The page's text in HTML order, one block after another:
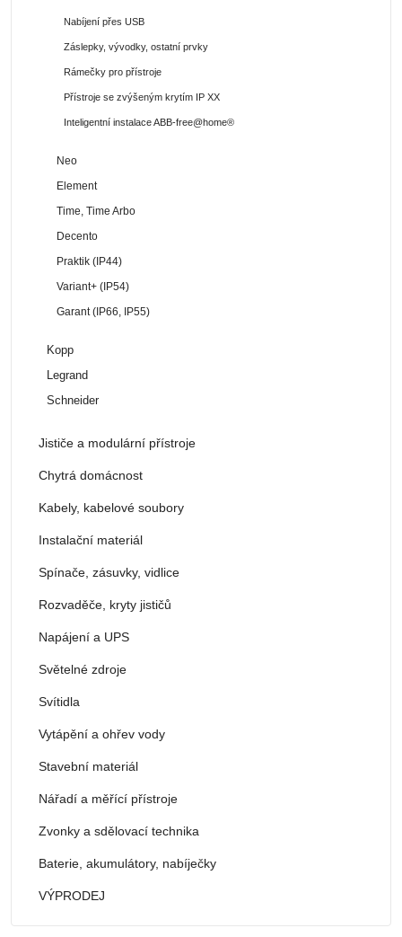
Nabíjení přes USB
Záslepky, vývodky, ostatní prvky
Rámečky pro přístroje
Přístroje se zvýšeným krytím IP XX
Inteligentní instalace ABB-free@home®
Neo
Element
Time, Time Arbo
Decento
Praktik (IP44)
Variant+ (IP54)
Garant (IP66, IP55)
Kopp
Legrand
Schneider
Jističe a modulární přístroje
Chytrá domácnost
Kabely, kabelové soubory
Instalační materiál
Spínače, zásuvky, vidlice
Rozvaděče, kryty jističů
Napájení a UPS
Světelné zdroje
Svítidla
Vytápění a ohřev vody
Stavební materiál
Nářadí a měřící přístroje
Zvonky a sdělovací technika
Baterie, akumulátory, nabíječky
VÝPRODEJ